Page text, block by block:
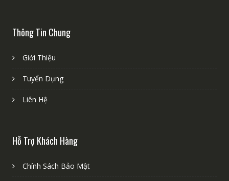
Thông Tin Chung
Giới Thiệu
Tuyển Dụng
Liên Hệ
Hỗ Trợ Khách Hàng
Chính Sách Bảo Mật